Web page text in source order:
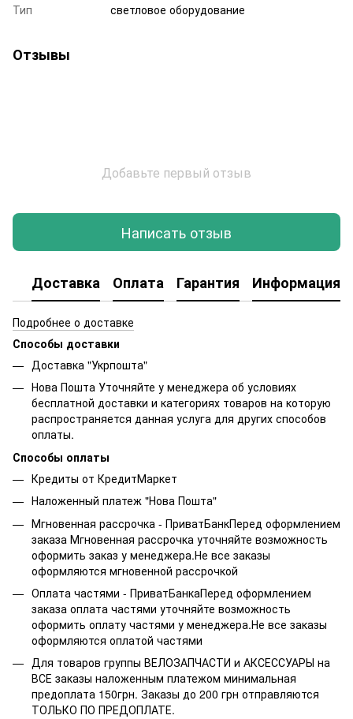
Тип
светловое оборудование
Отзывы
Добавьте первый отзыв
Написать отзыв
Доставка Оплата Гарантия Информация
Подробнее о доставке
Способы доставки
Доставка "Укрпошта"
Нова Пошта Уточняйте у менеджера об условиях
бесплатной доставки и категориях товаров на которую
распространяется данная услуга для других способов
оплаты.
Способы оплаты
Кредиты от КредитМаркет
Наложенный платеж "Нова Пошта"
Мгновенная рассрочка - ПриватБанкПеред оформлением
заказа Мгновенная рассрочка уточняйте возможность
оформить заказ у менеджера.Не все заказы
оформляются мгновенной рассрочкой
Оплата частями - ПриватБанкаПеред оформлением
заказа оплата частями уточняйте возможность
оформить оплату частями у менеджера.Не все заказы
оформляются оплатой частями
Для товаров группы ВЕЛОЗАПЧАСТИ и АКСЕССУАРЫ на
ВСЕ заказы наложенным платежом минимальная
предоплата 150грн. Заказы до 200 грн отправляются
ТОЛЬКО ПО ПРЕДОПЛАТЕ.